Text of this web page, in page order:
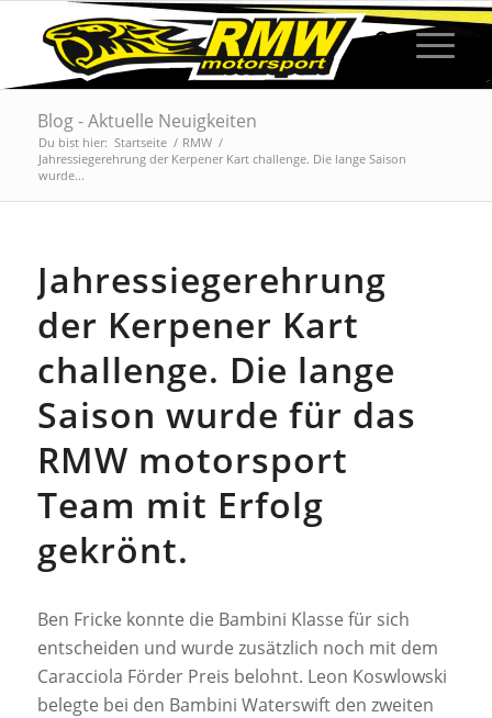
Blog - Aktuelle Neuigkeiten
Du bist hier: Startseite / RMW /
Jahressiegerehrung der Kerpener Kart challenge. Die lange Saison
wurde...
Jahressiegerehrung
der Kerpener Kart
challenge. Die lange
Saison wurde für das
RMW motorsport
Team mit Erfolg
gekrönt.
Ben Fricke konnte die Bambini Klasse für sich
entscheiden und wurde zusätzlich noch mit dem
Caracciola Förder Preis belohnt. Leon Koswlowski
belegte bei den Bambini Waterswift den zweiten